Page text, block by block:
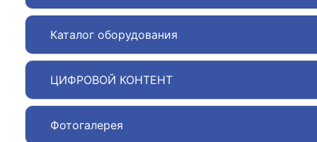
Каталог оборудования
ЦИФРОВОЙ КОНТЕНТ
Фотогалерея